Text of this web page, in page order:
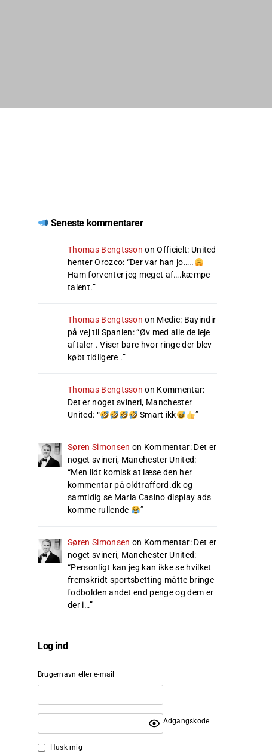
Seneste kommentarer
Thomas Bengtsson onOfficielt: United
henter Orozco: “Der var han jo…..
Ham forventer jeg meget af….kæmpe
talent.”
Thomas Bengtsson on Medie: Bayindir
på vej til Spanien: “Øv med alle de leje
aftaler . Viser bare hvor ringe der blev
købt tidligere .”
Thomas Bengtsson on Kommentar:
Det er noget svineri, Manchester
United: “ Smart ikk ”
Søren Simonsen on Kommentar: Det er
noget svineri, Manchester United:
“Men lidt komisk at læse den her
kommentar på oldtrafford.dk og
samtidig se Maria Casino display ads
komme rullende
”
Søren Simonsen on Kommentar: Det er
noget svineri, Manchester United:
“Personligt kan jeg kan ikke se hvilket
fremskridt sportsbetting måtte bringe
fodbolden andet end penge og dem er
der i…”
Log ind
Brugernavn eller e-mail
Adgangskode
Husk mig